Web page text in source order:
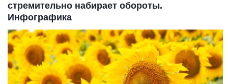
стремительно набирает обороты.
Инфографика